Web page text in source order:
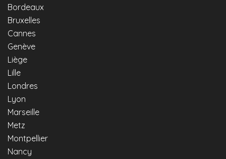
Bordeaux
Bruxelles
Cannes
Genève
Liège
Lille
Londres
Lyon
Marseille
Metz
Montpellier
Nancy